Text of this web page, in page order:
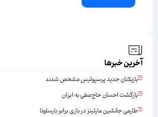
آخرین خبرها
بازیکنان جدید پرسپولیس مشخص شدند
بازگشت احسان حاج‌صفی به ایران
طارمی جانشین مارتینز در بازی برابر بارسلونا